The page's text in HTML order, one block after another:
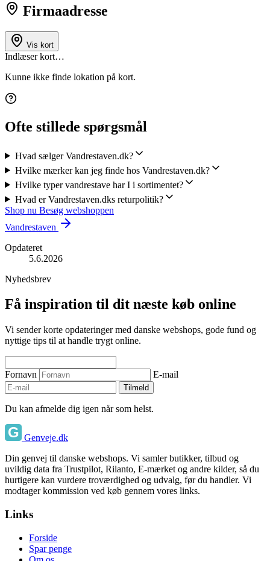
Firmaadresse
Vis kort
Indlæser kort…
Kunne ikke finde lokation på kort.
Ofte stillede spørgsmål
Hvad sælger Vandrestaven.dk?
Hvilke mærker kan jeg finde hos Vandrestaven.dk?
Hvilke typer vandrestave har I i sortimentet?
Hvad er Vandrestaven.dks returpolitik?
Shop nu Besøg webshoppen
Vandrestaven
Opdateret
5.6.2026
Nyhedsbrev
Få inspiration til dit næste køb online
Vi sender korte opdateringer med danske webshops, gode fund og
nyttige tips til at handle trygt online.
Fornavn E-mail
Tilmeld
Du kan afmelde dig igen når som helst.
Genveje.dk
Din genvej til danske webshops. Vi samler butikker, tilbud og
uvildig data fra Trustpilot, Rilanto, E-mærket og andre kilder, så du
hurtigere kan vurdere troværdighed og udvalg, før du handler. Vi
modtager kommission ved køb gennem vores links.
Links
Forside
Spar penge